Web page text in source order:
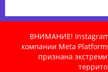
ВНИМАНИЕ!
компании Meta
признана